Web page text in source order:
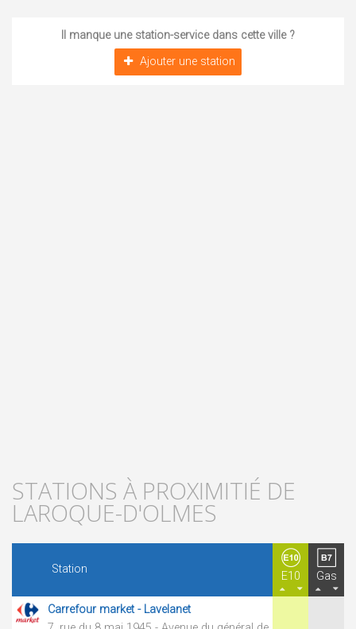
Il manque une station-service dans cette ville ?
Ajouter une station
STATIONS À PROXIMITIÉ DE
LAROQUE-D'OLMES
Station
E10 Gas
Carrefour market - Lavelanet